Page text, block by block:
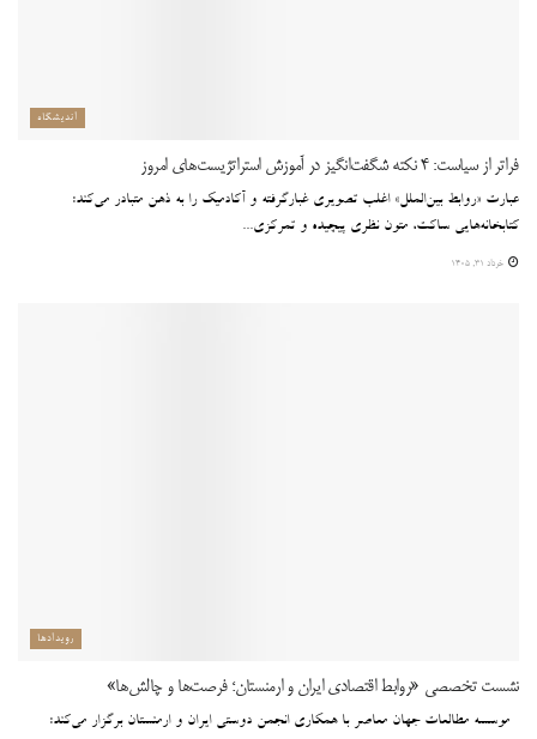
اندیشگاه
فراتر از سیاست: 4 نکته شگفت‌انگیز در آموزش استراتژیست‌های امروز
عبارت «روابط بین‌الملل» اغلب تصویری غبارگرفته و آکادمیک را به ذهن متبادر می‌کند:
کتابخانه‌هایی ساکت، متون نظری پیچیده و تمرکزی...
خرداد 31, 1405
رویدادها
نشست تخصصی «روابط اقتصادی ایران و ارمنستان؛ فرصت‌ها و چالش‌ها»
موسسه مطالعات جهان معاصر با همکاری انجمن دوستی ایران و ارمنستان برگزار می‌کند: